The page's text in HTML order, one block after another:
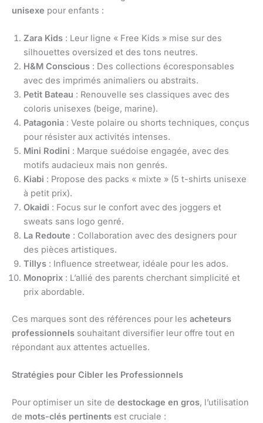
unisexe pour enfants :
Zara Kids : Leur ligne « Free Kids » mise sur des
silhouettes oversized et des tons neutres.
H&M Conscious : Des collections écoresponsables
avec des imprimés animaliers ou abstraits.
Petit Bateau : Renouvelle ses classiques avec des
coloris unisexes (beige, marine).
Patagonia : Veste polaire ou shorts techniques, conçus
pour résister aux activités intenses.
Mini Rodini : Marque suédoise engagée, avec des
motifs audacieux mais non genrés.
Kiabi : Propose des packs « mixte » (5 t-shirts unisexe
à petit prix).
Okaidi : Focus sur le confort avec des joggers et
sweats sans logo genré.
La Redoute : Collaboration avec des designers pour
des pièces artistiques.
Tillys : Influence streetwear, idéale pour les ados.
Monoprix : L’allié des parents cherchant simplicité et
prix abordable.
Ces marques sont des références pour les acheteurs
professionnels souhaitant diversifier leur offre tout en
répondant aux attentes actuelles.
Stratégies pour Cibler les Professionnels
Pour optimiser un site de destockage en gros, l’utilisation
de mots-clés pertinents est cruciale :